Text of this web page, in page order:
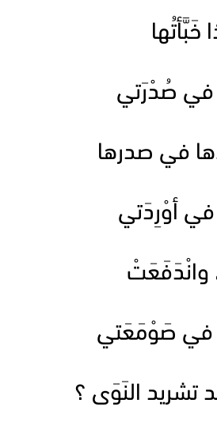
خَبَّأتُها
في صُدْرَتي
في صدرها
أوْرِدَتي
وانْدَفَعَتْ
في صَوْمَعَتي
تشريد النَوَى ؟